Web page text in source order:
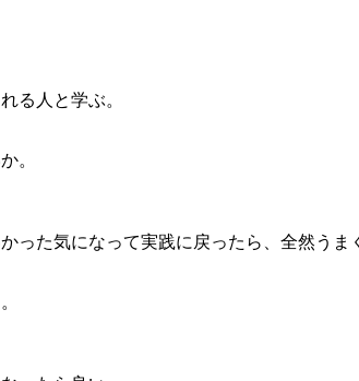
る人と学ぶ。
。
った気になって実践に戻ったら、全然うま